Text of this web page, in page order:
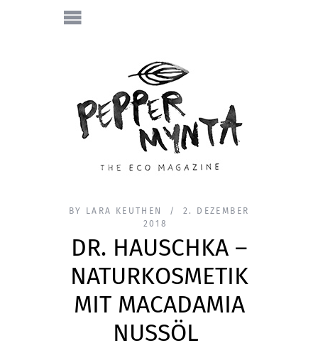
BY LARA KEUTHEN
2. DEZEMBER
2018
DR. HAUSCHKA –
NATURKOSMETIK
MIT MACADAMIA
NUSSÖL